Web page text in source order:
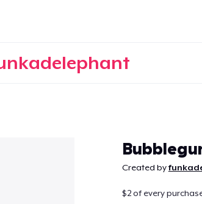
Created by
$2 of every